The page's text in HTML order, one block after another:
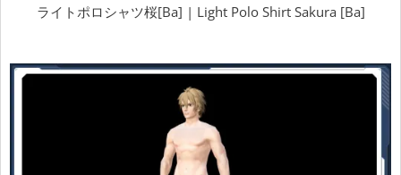
ライトポロシャツ桜[Ba] | Light Polo Shirt Sakura [Ba]